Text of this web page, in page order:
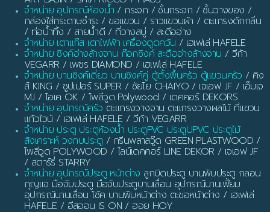
จำหน่าย อุปกรณ์ห้องน้ำ / กระจก / ชั้นกระจก / ชั้นวางของ /
กล่องใส่กระดาษชำระ / ขอแขวน / ราวแขวนผ้า / ตะแกรงดักกลิ่น
/ ท่อน้ำทิ้ง / สายน้ำดี / ที่วางสบู่ / สะดืออ่าง
จำหน่าย เตาแก๊ส เตาไฟฟ้า เครื่องดูดควัน / เฮเฟเล่ HAFELE
จำหน่าย ซิงค์อ่างล้างจาน ก๊อกซิงค์ สะดืออ่างล้างจาน / วีก้า
VEGARR / เพชร DIAMOND / เฮเฟเล่ HAFELE
จำหน่าย บานซิงค์เดี่ยว บานซิงค์คู่ ตู้ตั้งพื้นครัว ตู้แขวนครัว / คิง
ส์ KING / ซูปเปอร์ SUPER / ชัยโย CHAIYO / เจเอฟ JF / เอ็มเจ
MJ / โอเค OK / โพลีวูด Polywood / เดคคอร์ DEKORS
จำหน่าย อุปกรณ์ครัว ตะแกรงวางจาน ตะแกรงวางผลไม้ ที่แขวน
แก้วไวน์ / เฮเฟเล่ HAFELE / วีก้า VEGARR
จำหน่าย ประตู ประตูห้องน้ำ ประตูPVC ประตูUPVC ประตูไม้
สังเคราะห์ วงกบประตู / กรีนพลาสวู๊ด GREEN PLASTWOOD /
โพลีวูด POLYWOOD / ไลน์เดคคอร์ LINE DEKOR / เจเอฟ JF
/ สตาร์รี่ STARRY
จำหน่าย อุปกรณ์ประตู หน้าต่าง ลูกบิดประตู บานพับประตู กลอน
กุญแจ มือจับประตู มือจับประตูบานเลื่อน อุปกรณ์บานเฟี้ยม
อุปกรณ์บานเลื่อน โช้ค บานพับหน้าต่าง ตะขอหน้าต่าง / เฮเฟเล่
HAFELE / อีสออน IS ON / ฮอย HOY